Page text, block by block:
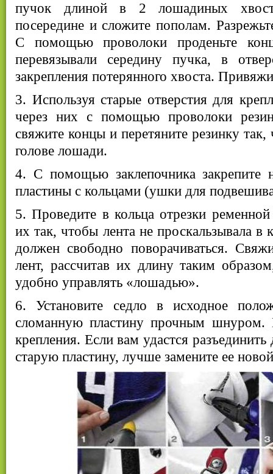
пучок длиной в 2 лошадиных
посередине и сложите пополам.
С помощью проволоки проденьте
перевязывали середину пучка, в
закрепления потерянного хвоста.
3. Используя старые отверстия для
через них с помощью проволоки
свяжите концы и перетяните резинку
голове лошади.
4. С помощью заклепочника закрепите
пластины с кольцами (ушки для
5. Проведите в кольца отрезки
их так, чтобы лента не проскальзывала в
должен свободно поворачиваться.
лент, рассчитав их длину таким
удобно управлять «лошадью».
6. Установите седло в исходное
сломанную пластину прочным шнуром.
крепления. Если вам удастся разъединить
старую пластину, лучше замените ее